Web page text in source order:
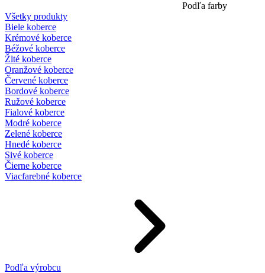
Podľa farby
Všetky produkty
Biele koberce
Krémové koberce
Béžové koberce
Žlté koberce
Oranžové koberce
Červené koberce
Bordové koberce
Ružové koberce
Fialové koberce
Modré koberce
Zelené koberce
Hnedé koberce
Sivé koberce
Čierne koberce
Viacfarebné koberce
Podľa výrobcu